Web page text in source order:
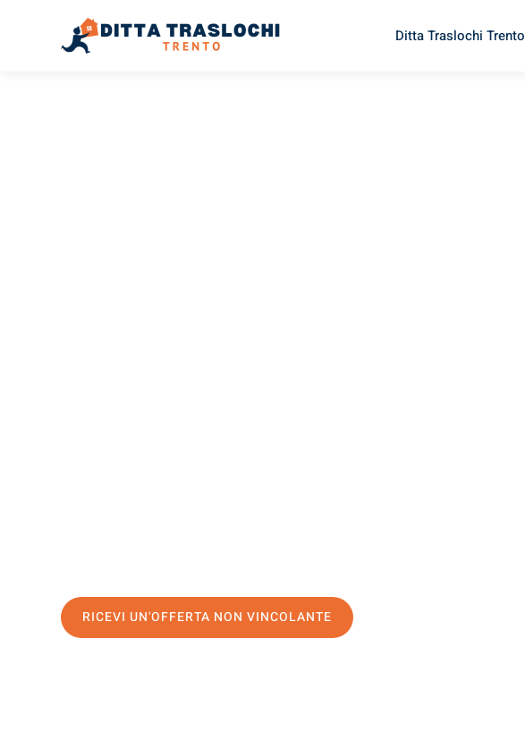
Ditta Traslochi Trento
RICEVI UN'OFFERTA NON VINCOLANTE